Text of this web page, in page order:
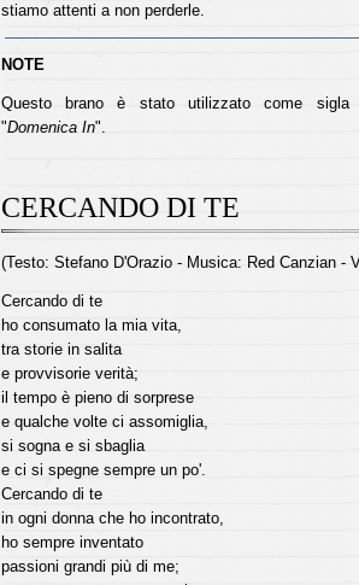
stiamo attenti a non perderle.
NOTE
Questo brano è stato utilizzato come sigla
"Domenica In".
CERCANDO DI TE
(Testo: Stefano D'Orazio - Musica: Red Canzian -
Cercando di te
ho consumato la mia vita,
tra storie in salita
e provvisorie verità;
il tempo è pieno di sorprese
e qualche volte ci assomiglia,
si sogna e si sbaglia
e ci si spegne sempre un po'.
Cercando di te
in ogni donna che ho incontrato,
ho sempre inventato
passioni grandi più di me;